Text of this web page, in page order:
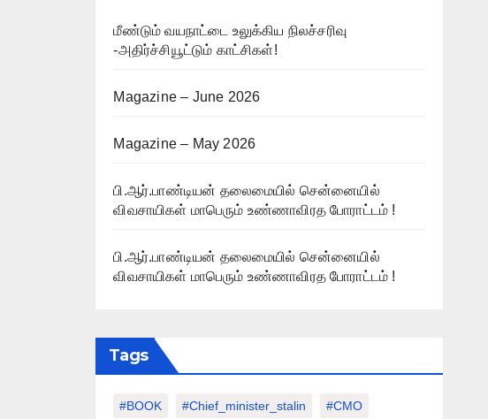
மீண்டும் வயநாட்டை உலுக்கிய நிலச்சரிவு
-அதிர்ச்சியூட்டும் காட்சிகள்!
Magazine – June 2026
Magazine – May 2026
பி.ஆர்.பாண்டியன் தலைமையில் சென்னையில்
விவசாயிகள் மாபெரும் உண்ணாவிரத போராட்டம் !
பி.ஆர்.பாண்டியன் தலைமையில் சென்னையில்
விவசாயிகள் மாபெரும் உண்ணாவிரத போராட்டம் !
Tags
#BOOK #chief_minister_stalin #CMO